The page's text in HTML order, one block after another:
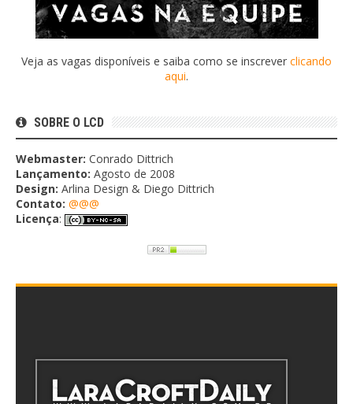
Veja as vagas disponíveis e saiba como se inscrever clicando
aqui.
SOBRE O LCD
Webmaster: Conrado Dittrich
Lançamento: Agosto de 2008
Design: Arlina Design & Diego Dittrich
Contato: @@@
Licença: